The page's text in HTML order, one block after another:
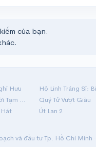
của bạn.
Hưu
Mãi Nợ Một Lời Tạm Biệt
Quý Tử Vượt Giàu
Út Lan 2
và đầu tư Tp. Hồ Chí Minh ·